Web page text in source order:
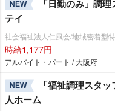
NEW
「日勤のみ」調
テイ
社会福祉法人仁風会/地域密着型
時給1,177円
アルバイト・パート / 大阪府
NEW
「福祉調理スタ
人ホーム